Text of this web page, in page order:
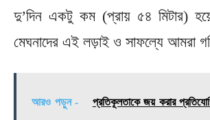
দু’দিন একটু কম (প্রায় ৫৪ মিটার)
মেঘনাদের এই লড়াই ও সাফল্যে আমরা
আরও পড়ুন - প্রতিকূলতাকে জয় করার